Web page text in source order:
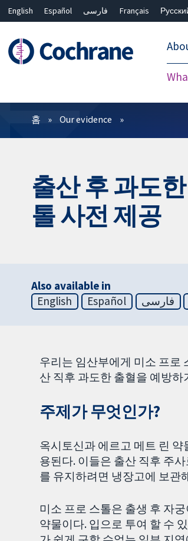
English Español فارسی Français
필터
홈 Our evidence
출산 후 과도
톨 사전 제공
Also available in
English
Español فارسی
우리는 임산부에게 미소 프로
산 직후 과도한 출혈을 예방
주제가 무엇인가?
옥시토신과 에르고 메트 린
용된다. 이들은 출산 직후 주
를 유지하려면 냉장고에 보관
미소 프로 스톨은 출생 후 자
약물이다. 입으로 투여 할 수